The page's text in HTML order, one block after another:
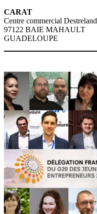
CARAT
Centre commercial Destreland
97122 BAIE MAHAULT
GUADELOUPE